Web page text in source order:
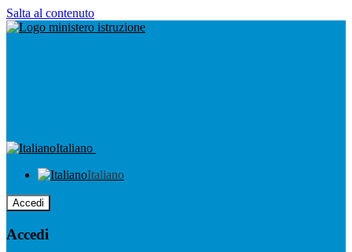
Salta al contenuto
Italiano
Italiano
Accedi
Accedi